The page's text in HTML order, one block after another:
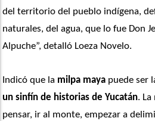
del territorio del pueblo indígena,
naturales, del agua, que lo fue Don
Alpuche”, detalló Loeza Novelo.
Indicó que la milpa maya puede ser
un sinfín de historias de Yucatán.
pensar, ir al monte, empezar a